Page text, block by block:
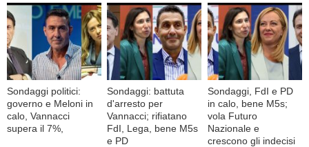
Sondaggi politici:
governo e Meloni in
calo, Vannacci
supera il 7%,
Sondaggi: battuta
d'arresto per
Vannacci; rifiatano
FdI, Lega, bene M5s
e PD
Sondaggi, FdI e PD
in calo, bene M5s;
vola Futuro
Nazionale e
crescono gli indecisi